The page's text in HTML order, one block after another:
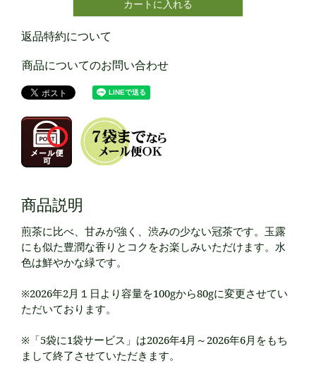
カートに入れる
返品特約について
商品についてのお問い合わせ
商品説明
煎茶に比べ、甘みが強く、渋みの少ない冠茶です。玉露
にも似た豊潤な香りとコクをお楽しみいただけます。水
色は鮮やかな緑です。
※2026年2月１日より容量を100gから80gに変更させてい
ただいております。
※「5袋に1袋サービス」は2026年4月～2026年6月をもち
まして終了させていただきます。